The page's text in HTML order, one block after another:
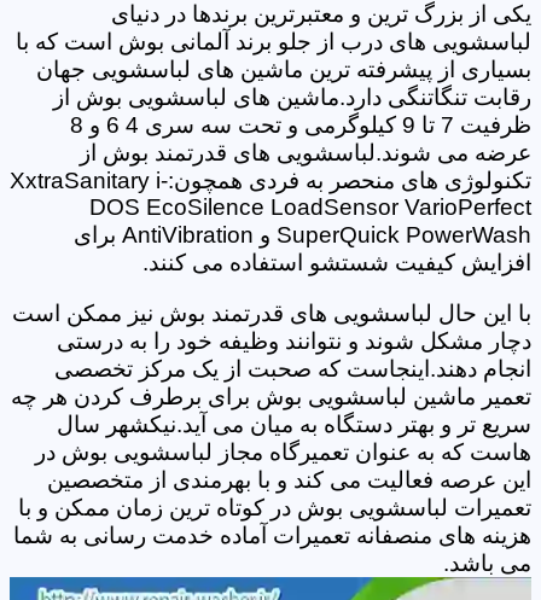
یکی از بزرگ ترین و معتبرترین برندها در دنیای
لباسشویی های درب از جلو برند آلمانی بوش است که با
بسیاری از پیشرفته ترین ماشین های لباسشویی جهان
رقابت تنگاتنگی دارد.ماشین های لباسشویی بوش از
ظرفیت 7 تا 9 کیلوگرمی و تحت سه سری 4 6 و 8
عرضه می شوند.لباسشویی های قدرتمند بوش از
تکنولوژی های منحصر به فردی همچون:XxtraSanitary i-
DOS EcoSilence LoadSensor VarioPerfect
SuperQuick PowerWash و AntiVibration برای
افزایش کیفیت شستشو استفاده می کنند.
با این حال لباسشویی های قدرتمند بوش نیز ممکن است
دچار مشکل شوند و نتوانند وظیفه خود را به درستی
انجام دهند.اینجاست که صحبت از یک مرکز تخصصی
تعمیر ماشین لباسشویی بوش برای برطرف کردن هر چه
سریع تر و بهتر دستگاه به میان می آید.نیکشهر سال
هاست که به عنوان تعمیرگاه مجاز لباسشویی بوش در
این عرصه فعالیت می کند و با بهرمندی از متخصصین
تعمیرات لباسشویی بوش در کوتاه ترین زمان ممکن و با
هزینه های منصفانه تعمیرات آماده خدمت رسانی به شما
می باشد.